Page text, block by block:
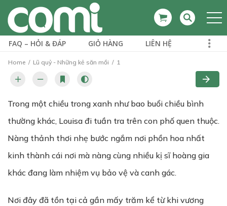
FAQ – HỎI & ĐÁP GIỎ HÀNG LIÊN HỆ
Home Lũ quỷ - Những kẻ săn mồi 1
Trong một chiều trong xanh như bao buổi chiều bình
thường khác, Louisa đi tuần tra trên con phố quen thuộc.
Nàng thảnh thơi nhẹ bước ngắm nơi phồn hoa nhất
kinh thành cái nơi mà nàng cùng nhiều kị sĩ hoàng gia
khác đang làm nhiệm vụ bảo vệ và canh gác.
Nơi đây đã tồn tại cả gần mấy trăm kể từ khi vương